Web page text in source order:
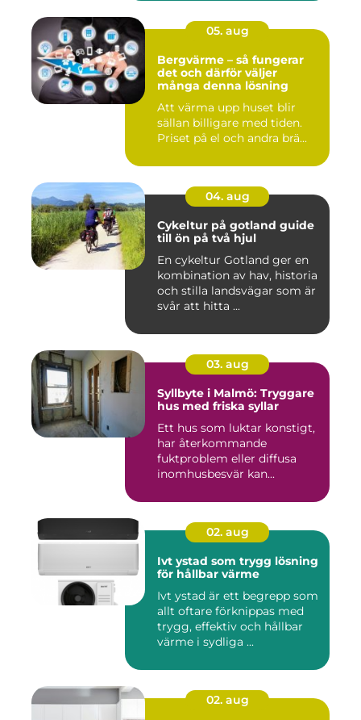
05. aug
Bergvärme – så fungerar
det och därför väljer
många denna lösning
Att värma upp huset blir
sällan billigare med tiden.
Priset på el och andra brä...
04. aug
Cykeltur på gotland guide
till ön på två hjul
En cykeltur Gotland ger en
kombination av hav, historia
och stilla landsvägar som är
svår att hitta ...
03. aug
Syllbyte i Malmö: Tryggare
hus med friska syllar
Ett hus som luktar konstigt,
har återkommande
fuktproblem eller diffusa
inomhusbesvär kan...
02. aug
Ivt ystad som trygg lösning
för hållbar värme
Ivt ystad är ett begrepp som
allt oftare förknippas med
trygg, effektiv och hållbar
värme i sydliga ...
02. aug